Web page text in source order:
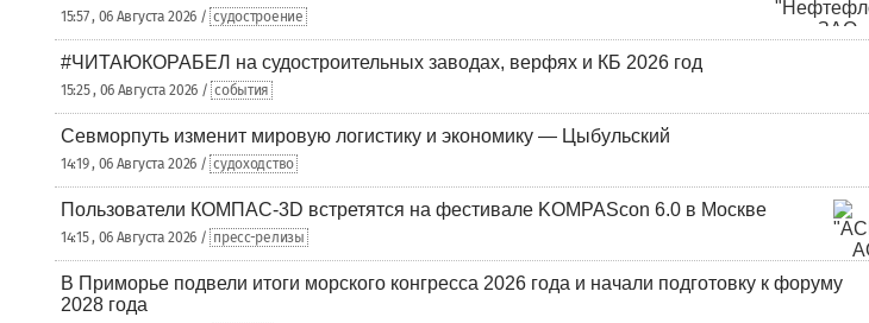
15:57 , 06 Августа 2026 / судостроение
#ЧИТАЮКОРАБЕЛ на судостроительных заводах, верфях и КБ 2026 год
15:25 , 06 Августа 2026 / события
Севморпуть изменит мировую логистику и экономику — Цыбульский
14:19 , 06 Августа 2026 / судоходство
Пользователи КОМПАС-3D встретятся на фестивале KOMPAScon 6.0 в Москве
14:15 , 06 Августа 2026 / пресс-релизы
В Приморье подвели итоги морского конгресса 2026 года и начали подготовку к форуму
2028 года